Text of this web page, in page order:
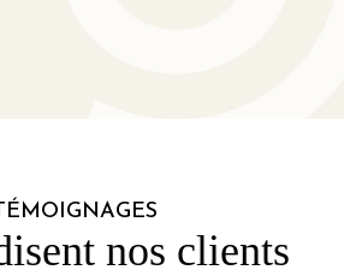
nos clients